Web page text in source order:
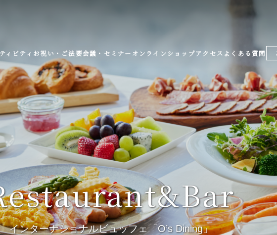
ィビティ お祝い・ご法要会議・セミナー オンラインショップアクセス よくある質問
インターナショナルビュッフェ「O’s Dining」